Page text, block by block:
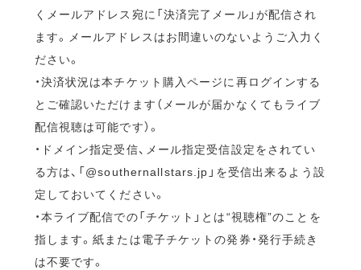
くメールアドレス宛に「決済完了メール」が配信され
ます。メールアドレスはお間違いのないようご入力く
ださい。
・決済状況は本チケット購入ページに再ログインする
とご確認いただけます（メールが届かなくてもライブ
配信視聴は可能です）。
・ドメイン指定受信、メール指定受信設定をされてい
る方は、「@southernallstars.jp」を受信出来るよう設
定しておいてください。
・本ライブ配信での「チケット」とは“視聴権”のことを
指します。紙または電子チケットの発券・発行手続き
は不要です。